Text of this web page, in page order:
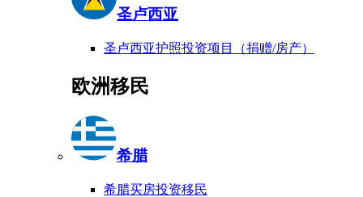
圣卢西亚
圣卢西亚护照投资项目（捐赠/房产）
欧洲移民
希腊
希腊买房投资移民